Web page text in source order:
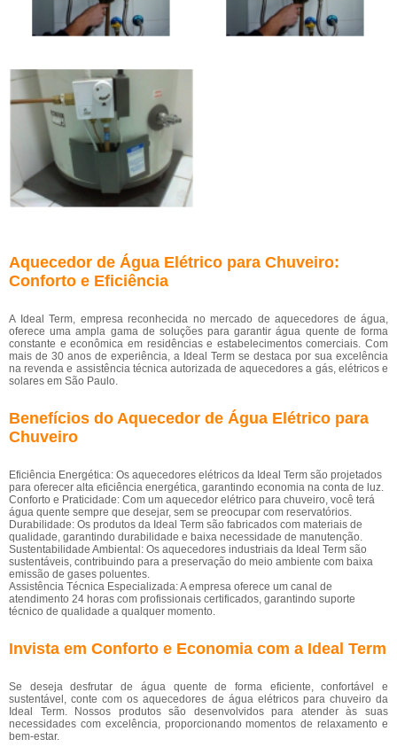
Aquecedor de Água Elétrico para Chuveiro:
Conforto e Eficiência
A Ideal Term, empresa reconhecida no mercado de aquecedores de água,
oferece uma ampla gama de soluções para garantir água quente de forma
constante e econômica em residências e estabelecimentos comerciais. Com
mais de 30 anos de experiência, a Ideal Term se destaca por sua excelência
na revenda e assistência técnica autorizada de aquecedores a gás, elétricos e
solares em São Paulo.
Benefícios do Aquecedor de Água Elétrico para
Chuveiro
Eficiência Energética: Os aquecedores elétricos da Ideal Term são projetados
para oferecer alta eficiência energética, garantindo economia na conta de luz.
Conforto e Praticidade: Com um aquecedor elétrico para chuveiro, você terá
água quente sempre que desejar, sem se preocupar com reservatórios.
Durabilidade: Os produtos da Ideal Term são fabricados com materiais de
qualidade, garantindo durabilidade e baixa necessidade de manutenção.
Sustentabilidade Ambiental: Os aquecedores industriais da Ideal Term são
sustentáveis, contribuindo para a preservação do meio ambiente com baixa
emissão de gases poluentes.
Assistência Técnica Especializada: A empresa oferece um canal de
atendimento 24 horas com profissionais certificados, garantindo suporte
técnico de qualidade a qualquer momento.
Invista em Conforto e Economia com a Ideal Term
Se deseja desfrutar de água quente de forma eficiente, confortável e
sustentável, conte com os aquecedores de água elétricos para chuveiro da
Ideal Term. Nossos produtos são desenvolvidos para atender às suas
necessidades com excelência, proporcionando momentos de relaxamento e
bem-estar.